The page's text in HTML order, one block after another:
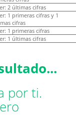
2 últimas cifras
1 primeras cifras y 1
cifras
1 primeras cifras
1 últimas cifras
por ti.